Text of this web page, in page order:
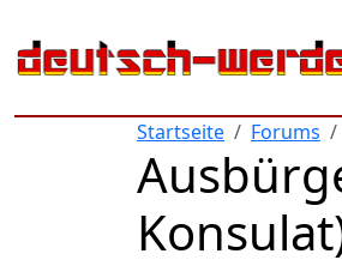
Startseite
Forums